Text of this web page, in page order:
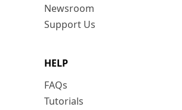
Newsroom
Support Us
HELP
FAQs
Tutorials